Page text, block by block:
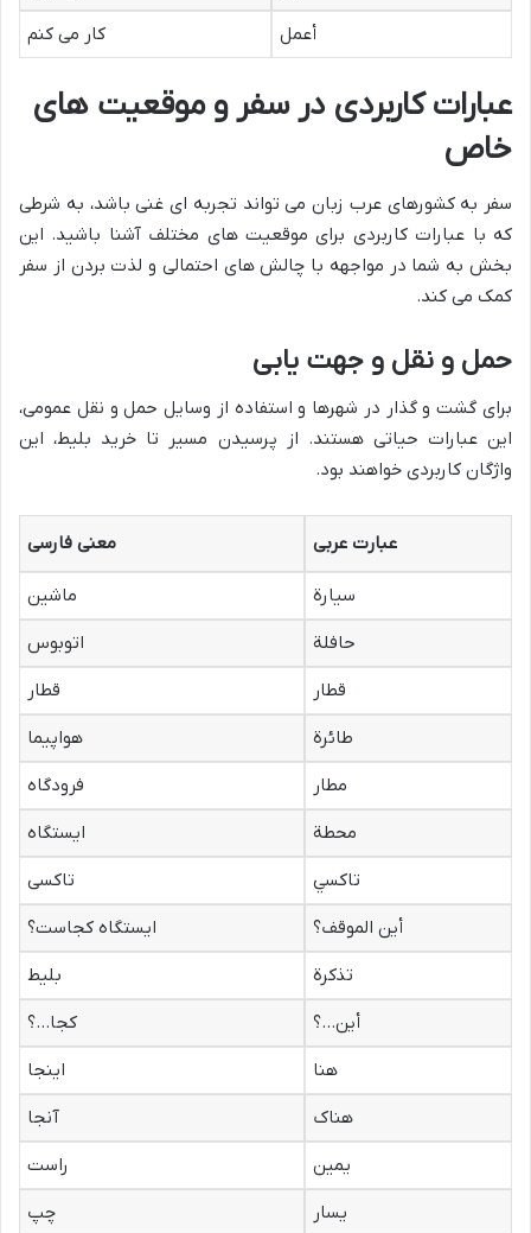
أعمل
کار می کنم
عبارات کاربردی در سفر و موقعیت های
خاص
سفر به کشورهای عرب زبان می تواند تجربه ای غنی باشد، به شرطی
که با عبارات کاربردی برای موقعیت های مختلف آشنا باشید. این
بخش به شما در مواجهه با چالش های احتمالی و لذت بردن از سفر
کمک می کند.
حمل و نقل و جهت یابی
برای گشت و گذار در شهرها و استفاده از وسایل حمل و نقل عمومی،
این عبارات حیاتی هستند. از پرسیدن مسیر تا خرید بلیط، این
واژگان کاربردی خواهند بود.
عبارت عربی معنی فارسی
سیارة
ماشین
حافلة
اتوبوس
قطار
قطار
طائرة
هواپیما
مطار
فرودگاه
محطة
ایستگاه
تاكسي
تاکسی
أین الموقف؟
ایستگاه کجاست؟
تذکرة
بلیط
أین…؟
کجا…؟
هنا
اینجا
هناک
آنجا
یمین
راست
یسار
چپ